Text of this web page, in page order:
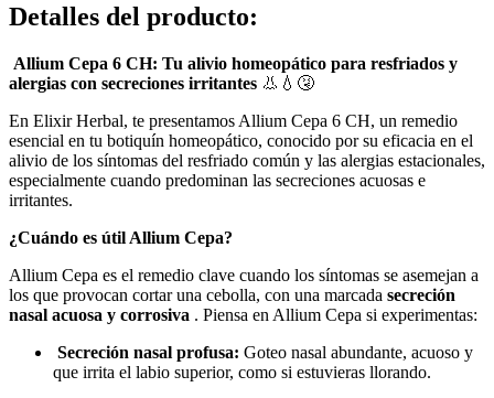
Detalles del producto:
Allium Cepa 6 CH: Tu alivio homeopático para resfriados y
alergias con secreciones irritantes 👃💧🤧
En Elixir Herbal, te presentamos Allium Cepa 6 CH, un remedio
esencial en tu botiquín homeopático, conocido por su eficacia en el
alivio de los síntomas del resfriado común y las alergias estacionales,
especialmente cuando predominan las secreciones acuosas e
irritantes.
¿Cuándo es útil Allium Cepa?
Allium Cepa es el remedio clave cuando los síntomas se asemejan a
los que provocan cortar una cebolla, con una marcada secreción
nasal acuosa y corrosiva . Piensa en Allium Cepa si experimentas:
Secreción nasal profusa: Goteo nasal abundante, acuoso y
que irrita el labio superior, como si estuvieras llorando.